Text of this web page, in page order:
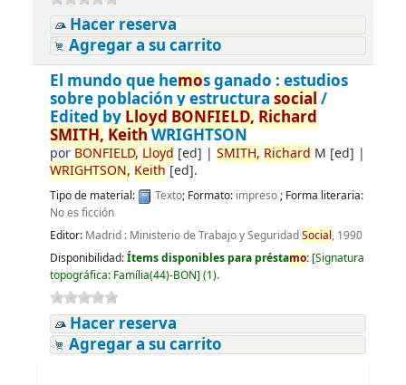
Hacer reserva
Agregar a su carrito
El mundo que hemos ganado : estudios
sobre población y estructura social /
Edited by Lloyd BONFIELD, Richard
SMITH, KeithWRIGHTSON
por BONFIELD, Lloyd [ed] | SMITH, Richard M [ed] |
WRIGHTSON, Keith [ed].
Tipo de material: Texto; Formato: impreso; Forma literaria:
No es ficción
Editor: Madrid : Ministerio de Trabajo y SeguridadSocial, 1990
Disponibilidad:Ítems disponibles para préstamo: [Signatura
topográfica: Família(44)-BON] (1).
Hacer reserva
Agregar a su carrito